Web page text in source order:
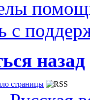
с
назад